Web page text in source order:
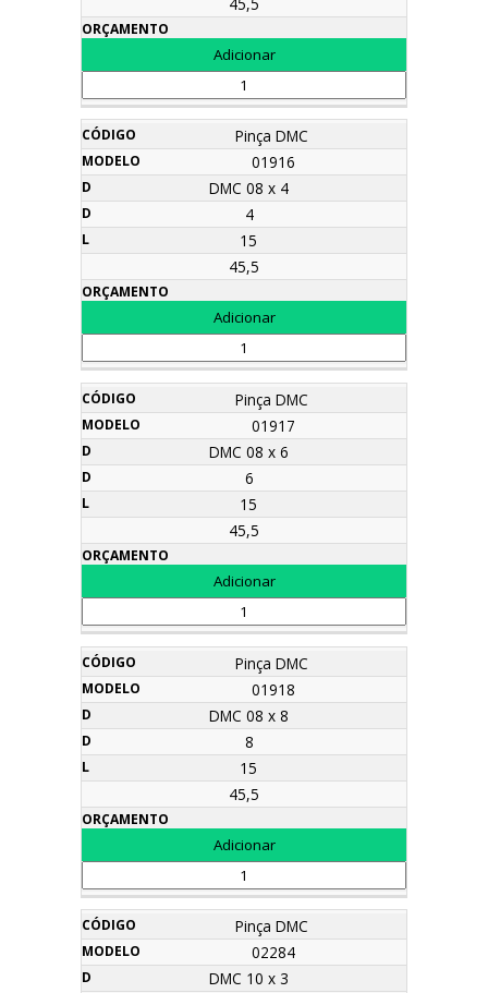
Pinça DMC
01916
DMC 08 x 4
4
15
45,5
Pinça DMC
01917
DMC 08 x 6
6
15
45,5
Pinça DMC
01918
DMC 08 x 8
8
15
45,5
Pinça DMC
02284
DMC 10 x 3